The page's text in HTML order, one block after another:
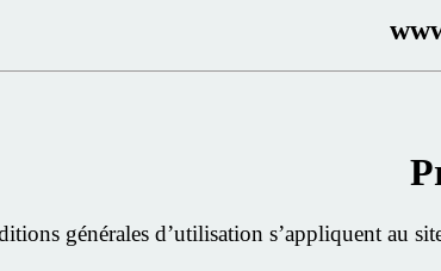
générales d’utilisation s’appliquent au